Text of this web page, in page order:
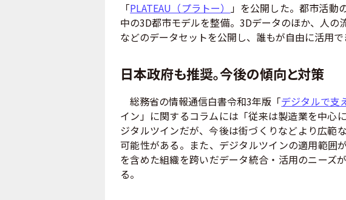
「PLATEAU（プラトー）
」を公開した。都市活動
中の3D都市モデルを整備。3Dデータのほか、人
などのデータセットを公開し、誰もが自由に活用で
日本政府も推奨。今後の傾向と対策
総務省の情報通信白書令和3年版「デジタルで支
イン」に関するコラムには「従来は製造業を中心
ジタルツインだが、今後は街づくりなどより広範
可能性がある。また、デジタルツインの適用範囲
を含めた組織を跨いだデータ統合・活用のニーズ
る。